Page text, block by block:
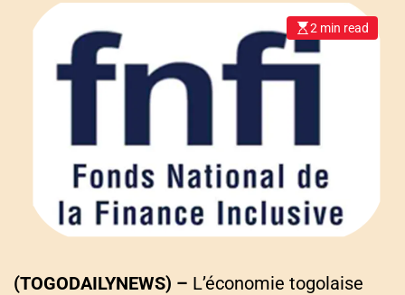
E
i
m
e
2 min read
(TOGODAILYNEWS) – L’économie togolaise